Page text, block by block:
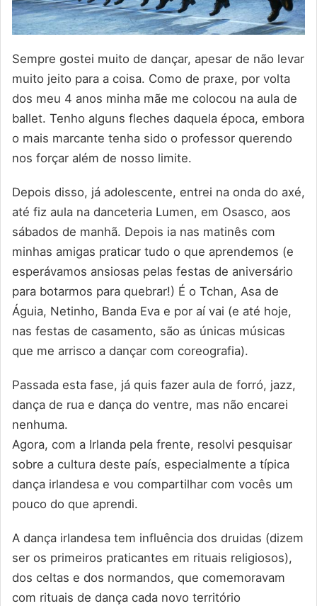
Sempre gostei muito de dançar, apesar de não levar
muito jeito para a coisa. Como de praxe, por volta
dos meu 4 anos minha mãe me colocou na aula de
ballet. Tenho alguns fleches daquela época, embora
o mais marcante tenha sido o professor querendo
nos forçar além de nosso limite.
Depois disso, já adolescente, entrei na onda do axé,
até fiz aula na danceteria Lumen, em Osasco, aos
sábados de manhã. Depois ia nas matinês com
minhas amigas praticar tudo o que aprendemos (e
esperávamos ansiosas pelas festas de aniversário
para botarmos para quebrar!) É o Tchan, Asa de
Águia, Netinho, Banda Eva e por aí vai (e até hoje,
nas festas de casamento, são as únicas músicas
que me arrisco a dançar com coreografia).
Passada esta fase, já quis fazer aula de forró, jazz,
dança de rua e dança do ventre, mas não encarei
nenhuma.
Agora, com a Irlanda pela frente, resolvi pesquisar
sobre a cultura deste país, especialmente a típica
dança irlandesa e vou compartilhar com vocês um
pouco do que aprendi.
A dança irlandesa tem influência dos druidas (dizem
ser os primeiros praticantes em rituais religiosos),
dos celtas e dos normandos, que comemoravam
com rituais de dança cada novo território